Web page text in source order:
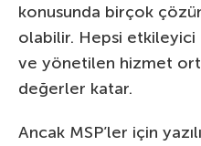
konusunda birçok
olabilir. Hepsi etkileyici
ve yönetilen hizmet
değerler katar.
Ancak MSP’ler için